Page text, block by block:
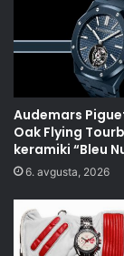
Audemars
Oak Flying
keramiki “Bleu
6. avgusta, 2026